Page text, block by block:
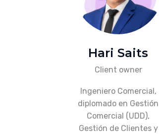
Hari Saits
Client owner
Ingeniero Comercial,
diplomado en Gestión
Comercial (UDD),
Gestión de Clientes y